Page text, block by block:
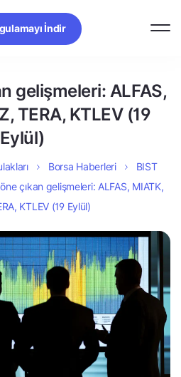
İndir
gelişmeleri: ALFAS,
TERA, KTLEV (19
Eylül)
Borsa Haberleri
BIST
çıkan gelişmeleri: ALFAS, MIATK,
KTLEV (19 Eylül)